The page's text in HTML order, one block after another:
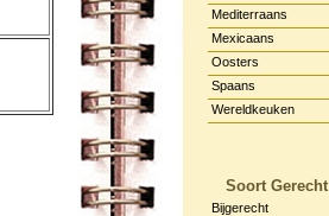
Mediterraans
Mexicaans
Oosters
Spaans
Wereldkeuken
Soort Gerecht
Bijgerecht